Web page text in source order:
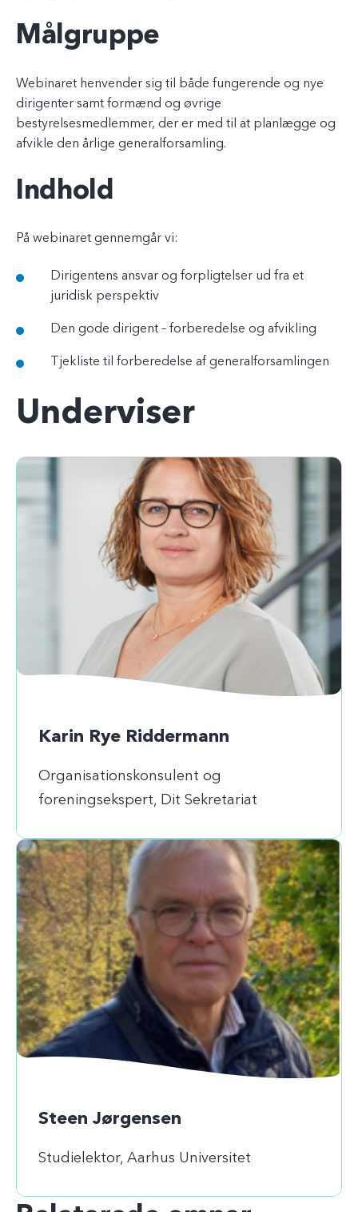
Målgruppe
Webinaret henvender sig til både fungerende og nye
dirigenter samt formænd og øvrige
bestyrelsesmedlemmer, der er med til at planlægge og
afvikle den årlige generalforsamling.
Indhold
På webinaret gennemgår vi:
Dirigentens ansvar og forpligtelser ud fra et
juridisk perspektiv
Den gode dirigent – forberedelse og afvikling
Tjekliste til forberedelse af generalforsamlingen
Underviser
Karin Rye Riddermann
Organisationskonsulent og
foreningsekspert, Dit Sekretariat
Steen Jørgensen
Studielektor, Aarhus Universitet